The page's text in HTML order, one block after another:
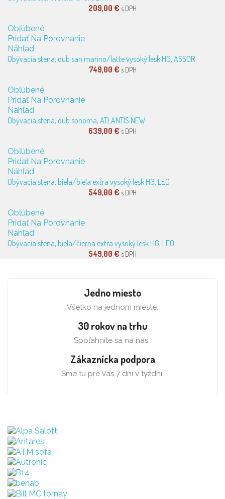
209,00 € s DPH
Obľúbené
Pridať Na Porovnanie
Náhľad
Obývacia stena, dub san marino/latte vysoký lesk HG, ASSOR
749,00 € s DPH
Obľúbené
Pridať Na Porovnanie
Náhľad
Obývacia stena, dub sonoma, ATLANTIS NEW
639,00 € s DPH
Obľúbené
Pridať Na Porovnanie
Náhľad
Obývacia stena, biela/biela extra vysoký lesk HG, LEO
549,00 € s DPH
Obľúbené
Pridať Na Porovnanie
Náhľad
Obývacia stena, biela/čierna extra vysoký lesk HG, LEO
549,00 € s DPH
Jedno miesto
Všetko na jednom mieste.
30 rokov na trhu
Spoľahnite sa na nás .
Zákaznícka podpora
Sme tu pre Vás 7 dní v týždni.